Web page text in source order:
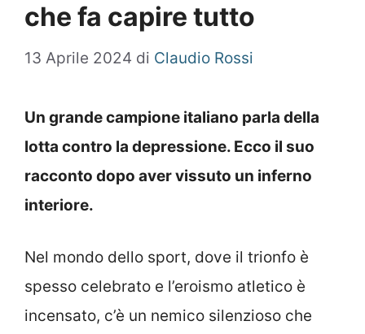
che fa capire tutto
13 Aprile 2024 di Claudio Rossi
Un grande campione italiano parla della
lotta contro la depressione. Ecco il suo
racconto dopo aver vissuto un inferno
interiore.
Nel mondo dello sport, dove il trionfo è
spesso celebrato e l’eroismo atletico è
incensato, c’è un nemico silenzioso che